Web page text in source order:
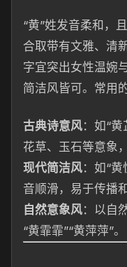
“黄”姓发音柔和，
合取带有文雅、清
字宜突出女性温婉
简洁风皆可。常用
古典诗意风：如“黄
花草、玉石等意象
现代简洁风：如“
音顺滑，易于传播
自然意象风：以自
“黄霏霏”“黄萍萍”。